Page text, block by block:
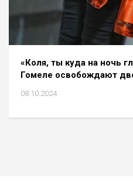
«Коля, ты куда на ночь
Гомеле освобождают
08.10.2024